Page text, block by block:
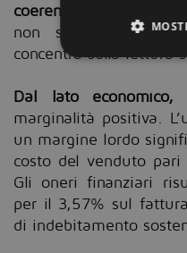
coerenza formale della
non si limita alla
concentra sulla lettura
Dal lato economico,
marginalità positiva.
un margine lordo
costo del venduto
Gli oneri finanziari
per il 3,57% sul
di indebitamento